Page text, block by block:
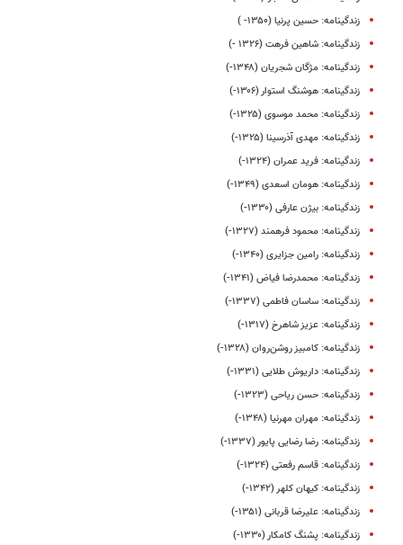
زندگینامه: حسین پرنیا (۱۳۵۰- )
زندگینامه: شاهین فرهت (۱۳۲۶ -)
زندگینامه: مژگان شجریان (۱۳۴۸-)
زندگینامه: هوشنگ استوار (۱۳۰۶-)
زندگینامه: محمد موسوی (۱۳۲۵-)
زندگینامه: مهدی آذرسینا (۱۳۲۵-)
زندگینامه: فرید عمران (۱۳۲۴-)
زندگینامه: هومان اسعدی (۱۳۴۹-)
زندگینامه: بیژن عارفی (۱۳۳۰-)
زندگینامه: محمود فرهمند (۱۳۲۷-)
زندگینامه: رامین جزایری (۱۳۴۰-)
زندگینامه: محمدرضا فیاض (۱۳۴۱-)
زندگینامه: ساسان فاطمی (۱۳۳۷-)
زندگینامه‌: عزیز شاهرخ (۱۳۱۷-)
زندگینامه: کامبیز روشن‌روان (۱۳۲۸-)
زندگینامه: داریوش طلایی (۱۳۳۱-)
زندگینامه: حسن ریاحی (۱۳۲۳-)
زندگینامه‌: مهران مهرنیا (۱۳۴۸-)
زندگینامه‌: رضا رضایی ‌پایور (۱۳۳۷-)
زندگینامه: قاسم رفعتی (۱۳۲۴-)
زندگینامه: کیهان کلهر (۱۳۴۲-)
زندگینامه: علیرضا قربانی (۱۳۵۱-)
زندگینامه: پشنگ کامکار (۱۳۳۰-)